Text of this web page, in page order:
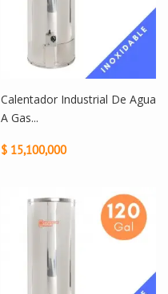
Calentador Industrial De Agua
A Gas...
$ 15,100,000